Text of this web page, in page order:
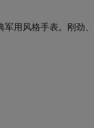
用风格手表。刚